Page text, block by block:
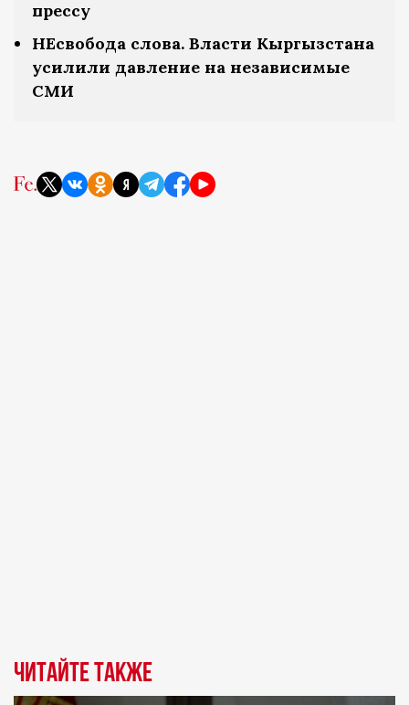
прессу
НЕсвобода слова. Власти Кыргызстана
усилили давление на независимые
СМИ
Читайте также